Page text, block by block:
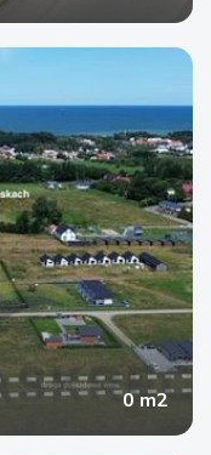
0 m2